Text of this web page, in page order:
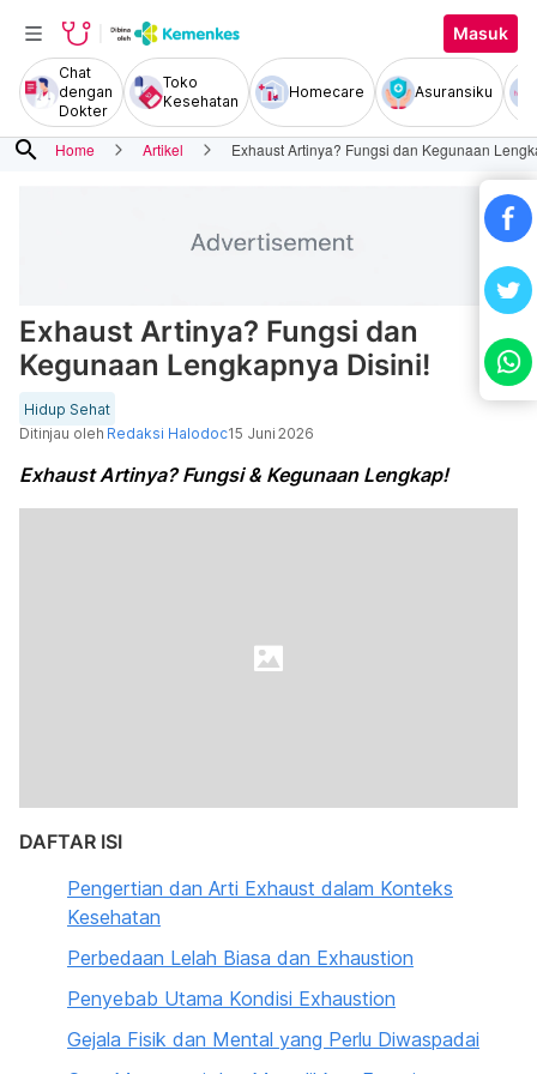
Masuk
Chat
dengan
Dokter
Toko
Kesehatan
Homecare Asuransiku
search Home Artikel Exhaust Artinya? Fungsi dan Kegunaan
Exhaust Artinya? Fungsi dan
Kegunaan Lengkapnya Disini!
Hidup Sehat
Ditinjau oleh Redaksi Halodoc15 Juni 2026
Exhaust Artinya? Fungsi & Kegunaan Lengkap!
DAFTAR ISI
Pengertian dan Arti Exhaust dalam Konteks
Kesehatan
Perbedaan Lelah Biasa dan Exhaustion
Penyebab Utama Kondisi Exhaustion
Gejala Fisik dan Mental yang Perlu Diwaspadai